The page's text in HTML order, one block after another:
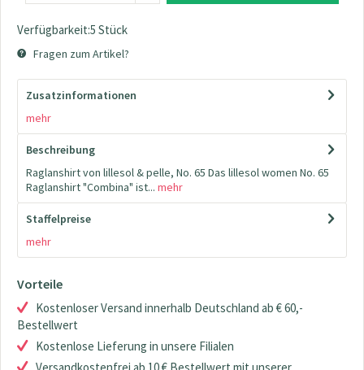
Verfügbarkeit:5 Stück
Fragen zum Artikel?
Zusatzinformationen
mehr
Beschreibung
Raglanshirt von lillesol & pelle, No. 65 Das lillesol women No. 65
Raglanshirt "Combina" ist... mehr
Staffelpreise
mehr
Vorteile
Kostenloser Versand innerhalb Deutschland ab € 60,-
Bestellwert
Kostenlose Lieferung in unsere Filialen